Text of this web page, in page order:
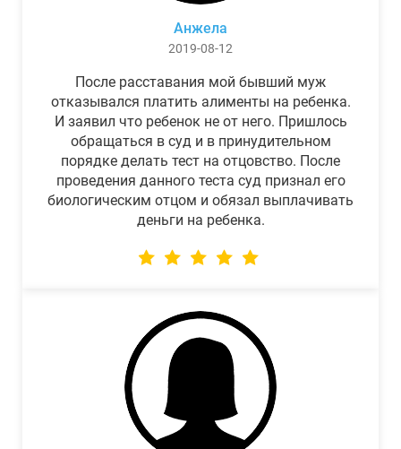
Анжела
2019-08-12
После расставания мой бывший муж
отказывался платить алименты на ребенка.
И заявил что ребенок не от него. Пришлось
обращаться в суд и в принудительном
порядке делать тест на отцовство. После
проведения данного теста суд признал его
биологическим отцом и обязал выплачивать
деньги на ребенка.